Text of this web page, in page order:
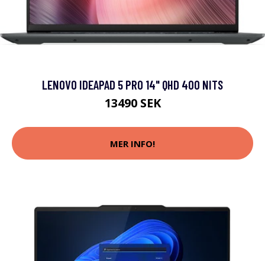
LENOVO IDEAPAD 5 PRO 14" QHD 400 NITS
13490 SEK
MER INFO!